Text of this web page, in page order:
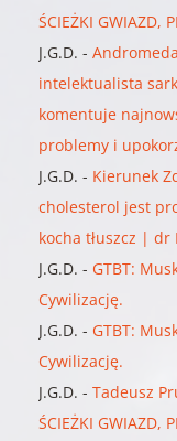
ŚCIEŻKI GWIAZD,
J.G.D. -
intelektualista
komentuje
problemy i
J.G.D. - Kierunek
cholesterol jest
kocha tłuszcz |
J.G.D. - GTBT:
Cywilizację.
J.G.D. - GTBT:
Cywilizację.
J.G.D. -Tadeusz
ŚCIEŻKI GWIAZD,